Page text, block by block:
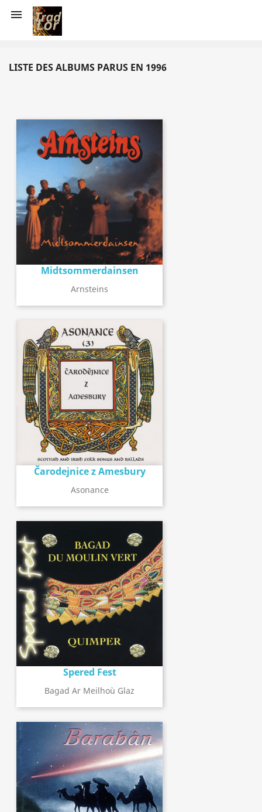

LISTE DES ALBUMS PARUS EN 1996
Midtsommerdainsen
Arnsteins
Čarodejnice z Amesbury
Asonance
Spered Fest
Bagad Ar Meilhoù Glaz